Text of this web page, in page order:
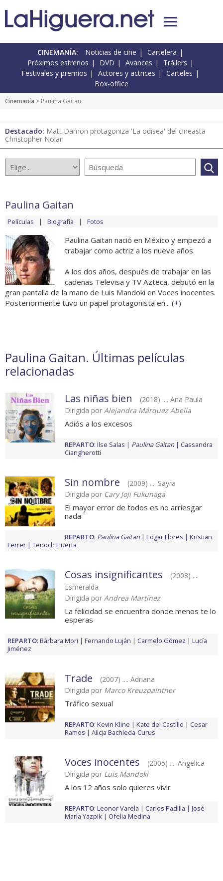
CINEMANÍA: Noticias de cine
Cartelera
Próximos estrenos
DVD Avances
Tráilers
Festivales y premios
Actores y actrices
Carteles
Box-office
Cinemanía > Paulina Gaitan
Destacado: Matt Damon protagoniza 'La odisea' del cineasta
Christopher Nolan
Paulina Gaitan
Películas Biografía Fotos
Paulina Gaitan nació en México y empezó a
trabajar como actriz a los nueve años.
A los dos años, después de trabajar en las
cadenas Televisa y TV Azteca, debutó en la
gran pantalla de la mano de Luis Mandoki en Voces inocentes.
Posteriormente tuvo un papel protagonista en... (+)
Paulina Gaitan. Últimas películas
relacionadas
Las niñas bien
(2018) .... Ana Paula
Dirigida por Alejandra Márquez Abella
Adiós a los excesos
REPARTO: Ilse Salas Paulina Gaitan
Cassandra
Ciangherotti
Sin nombre
(2009) .... Sayra
Dirigida por Cary Joji Fukunaga
El mayor error de todos es no arriesgar
nada
REPARTO: Paulina Gaitan Edgar Flores
Kristian
Ferrer
Tenoch Huerta
Cosas insignificantes
(2008) ....
Esmeralda
Dirigida por Andrea Martínez
La felicidad se encuentra donde menos te lo
esperas
REPARTO: Bárbara Mori Fernando Luján Carmelo Gómez
Lucía
Jiménez
Trade
(2007) .... Adriana
Dirigida por Marco Kreuzpaintner
Tráfico sexual
REPARTO: Kevin Kline Kate del Castillo
Cesar
Ramos
Alicja Bachleda-Curus
Voces inocentes
(2005) .... Angelica
Dirigida por Luis Mandoki
A los 12 años solo quieres vivir
REPARTO: Leonor Varela Carlos Padilla
José
María Yazpik
Ofelia Medina